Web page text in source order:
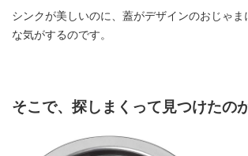
シンクが美しいのに、蓋がデザインのおじゃま
な気がするのです。
そこで、探しまくって見つけたの